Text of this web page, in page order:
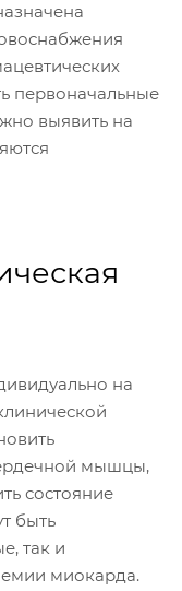
первоначальные
выявить на
на
мышцы,
состояние
быть
так и
миокарда.